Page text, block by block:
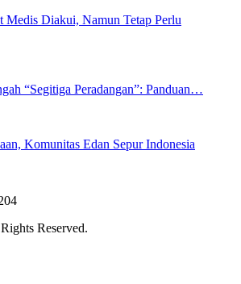
Medis Diakui, Namun Tetap Perlu
“Segitiga Peradangan”: Panduan…
Komunitas Edan Sepur Indonesia
Reserved.